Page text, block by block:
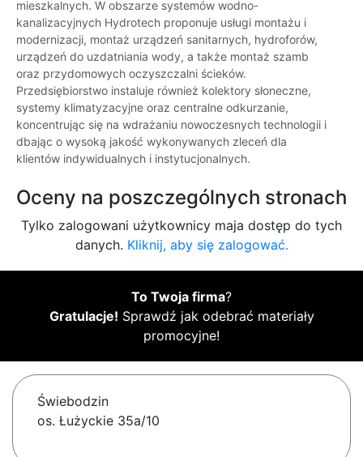
mieszkalnych. W obszarze systemów wodno-
kanalizacyjnych Hydrotech proponuje usługi montażu i
modernizacji, montaż urządzeń sanitarnych, hydroforów,
urządzeń do uzdatniania wody, a także montaż szamb
oraz przydomowych oczyszczalni ścieków.
Przedsiębiorstwo instaluje również kolektory słoneczne,
systemy klimatyzacyjne oraz centralne odkurzanie,
koncentrując się na wdrażaniu nowoczesnych technologii i
dbając o wysoką jakość wykonywanych zleceń dla
klientów indywidualnych i instytucjonalnych.
Oceny na poszczególnych stronach
Tylko zalogowani użytkownicy maja dostęp do tych
danych. Kliknij, aby się zalogować.
To Twoja firma?
Gratulacje! Sprawdź jak odebrać materiały
promocyjne!
Świebodzin
os. Łużyckie 35a/10